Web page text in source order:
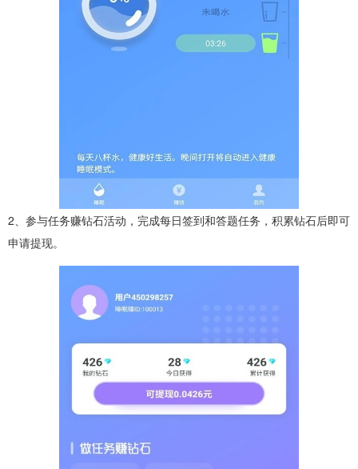
2、参与任务赚钻石活动，完成每日签到和答题任务，积累钻石后即可
申请提现。